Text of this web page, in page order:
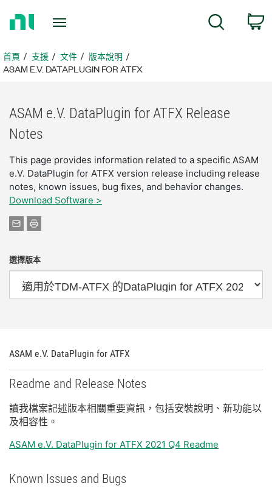
頁首頁 支援 文件
版本說明
ASAM E.V. DATAPLUGIN FOR ATFX
ASAM e.V. DataPlugin for ATFX Release
Notes
This page provides information related to a specific ASAM
e.V. DataPlugin for ATFX version release including release
notes, known issues, bug fixes, and behavior changes.
Download Software >
選擇版本
ASAM e.V. DataPlugin for ATFX
Readme and Release Notes
讀我檔案記述版本相關重要資訊， 包括安裝說明、 新功能以
及相容性。
ASAM e.V. DataPlugin for ATFX 2021 Q4 Readme
Known Issues and Bugs